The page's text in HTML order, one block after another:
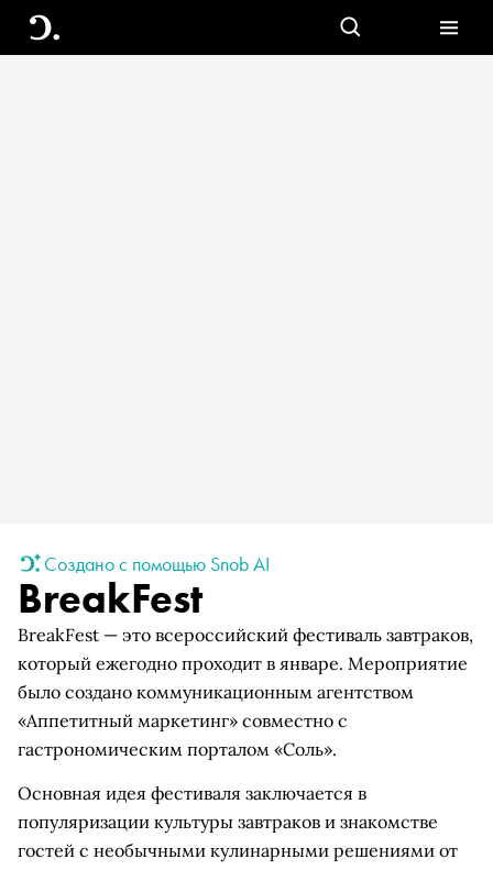
Создано с помощью Snob AI
BreakFest
BreakFest — это всероссийский фестиваль завтраков,
который ежегодно проходит в январе. Мероприятие
было создано коммуникационным агентством
«Аппетитный маркетинг» совместно с
гастрономическим порталом «Соль».
Основная идея фестиваля заключается в
популяризации культуры завтраков и знакомстве
гостей с необычными кулинарными решениями от